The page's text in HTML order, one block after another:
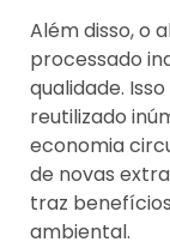
Além disso, o
processado
qualidade.
reutilizado
economia
de novas
traz
ambiental.